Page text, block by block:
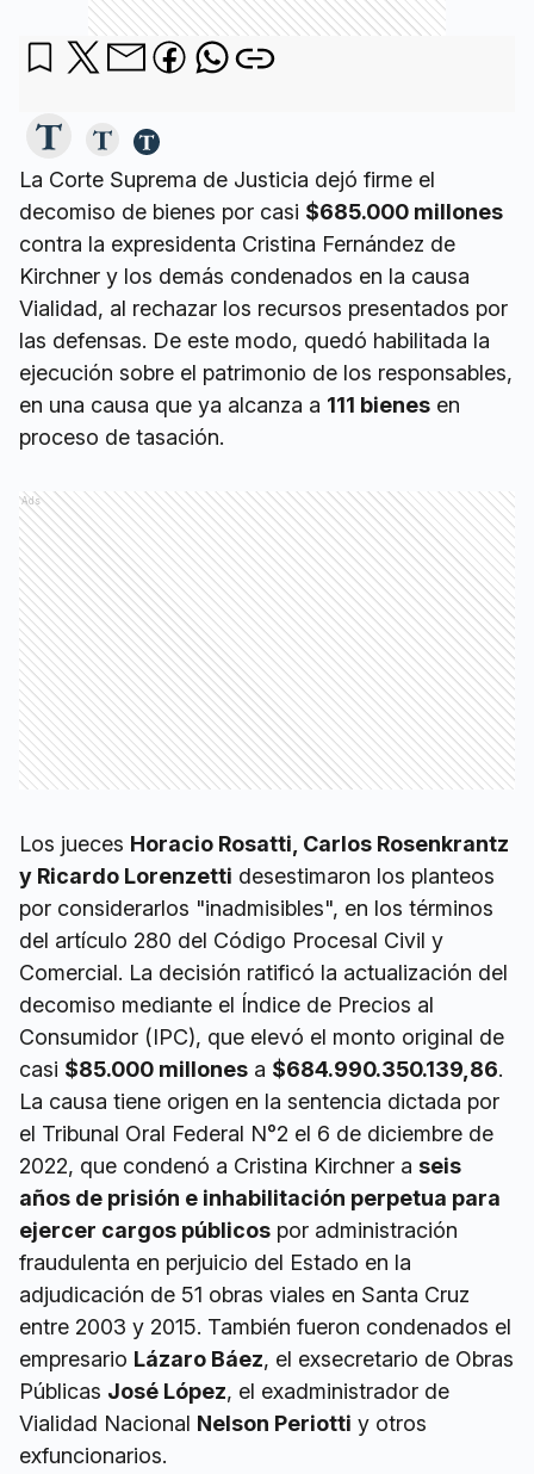
La Corte Suprema de Justicia dejó firme el
decomiso de bienes por casi $685.000 millones
contra la expresidenta Cristina Fernández de
Kirchner y los demás condenados en la causa
Vialidad, al rechazar los recursos presentados por
las defensas. De este modo, quedó habilitada la
ejecución sobre el patrimonio de los responsables,
en una causa que ya alcanza a 111 bienes en
proceso de tasación.
Ads
Los jueces Horacio Rosatti, Carlos Rosenkrantz
y Ricardo Lorenzetti desestimaron los planteos
por considerarlos "inadmisibles", en los términos
del artículo 280 del Código Procesal Civil y
Comercial. La decisión ratificó la actualización del
decomiso mediante el Índice de Precios al
Consumidor (IPC), que elevó el monto original de
casi $85.000 millones a $684.990.350.139,86.
La causa tiene origen en la sentencia dictada por
el Tribunal Oral Federal N°2 el 6 de diciembre de
2022, que condenó a Cristina Kirchner a seis
años de prisión e inhabilitación perpetua para
ejercer cargos públicos por administración
fraudulenta en perjuicio del Estado en la
adjudicación de 51 obras viales en Santa Cruz
entre 2003 y 2015. También fueron condenados el
empresario Lázaro Báez, el exsecretario de Obras
Públicas José López, el exadministrador de
Vialidad Nacional Nelson Periotti y otros
exfuncionarios.